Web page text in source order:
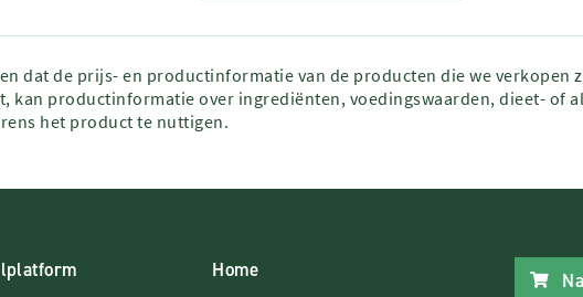
dat de prijs- en productinformatie van de producten die we
kan productinformatie over ingrediënten, voedingswaarden, dieet- of
het product te nuttigen.
Home